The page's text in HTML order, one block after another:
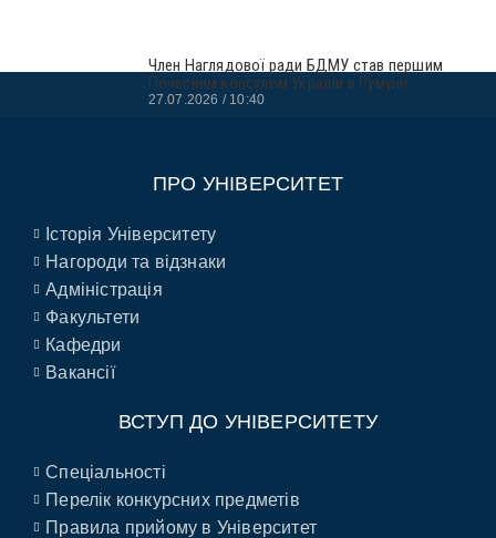
Член Наглядової ради БДМУ став першим
Почесним консулом України в Румунії
27.07.2026 10:40
ПРО УНІВЕРСИТЕТ
Історія Університету
Нагороди та відзнаки
Адміністрація
Факультети
Кафедри
Вакансії
ВСТУП ДО УНІВЕРСИТЕТУ
Спеціальності
Перелік конкурсних предметів
Правила прийому в Університет